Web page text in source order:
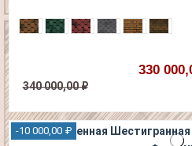
330
340 000,00 ₽
-10 000,00 ₽